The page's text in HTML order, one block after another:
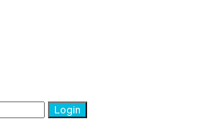
Login